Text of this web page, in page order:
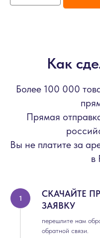
Как
Более 100 000
Прямая
Вы не платите за
в
СКАЧАЙТЕ
ЗАЯВКУ
перешлите нам
обратной связи.